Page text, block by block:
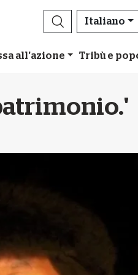
Italiano
all'azione Tribù e